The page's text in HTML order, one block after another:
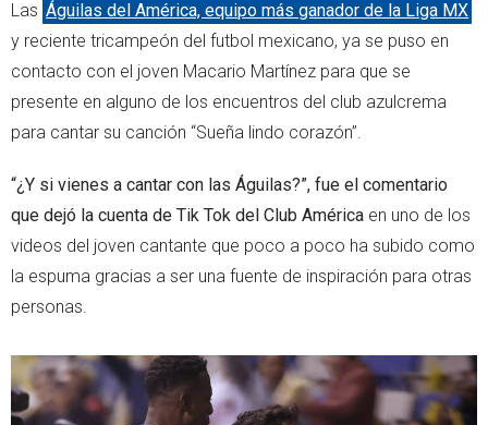
Las Águilas del América, equipo más ganador de la Liga MX
y reciente tricampeón del futbol mexicano, ya se puso en
contacto con el joven Macario Martínez para que se
presente en alguno de los encuentros del club azulcrema
para cantar su canción “Sueña lindo corazón”.
“¿Y si vienes a cantar con las Águilas?”, fue el comentario
que dejó la cuenta de Tik Tok del Club América en uno de los
videos del joven cantante que poco a poco ha subido como
la espuma gracias a ser una fuente de inspiración para otras
personas.